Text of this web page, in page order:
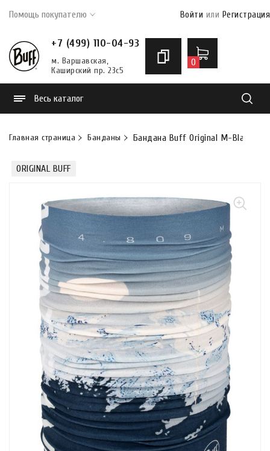
Помощь покупателю Войти или Регистрация
+7 (499) 110-04-93
м. Варшавская,
Каширский пр. 23с5
0
Весь каталог
Главная страница Банданы Бандана Buff Original M-Blank
ORIGINAL BUFF